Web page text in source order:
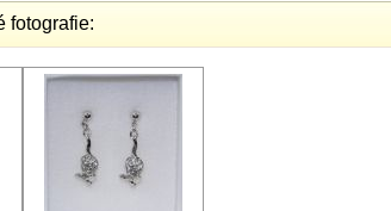
fotografie: